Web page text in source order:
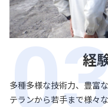
経
多種多様な技術力、豊富
テランから若手まで様々